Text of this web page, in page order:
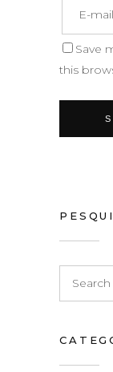
Save
this